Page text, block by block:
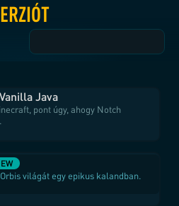
Java
pont úgy, ahogy Notch
világát egy epikus kalandban.